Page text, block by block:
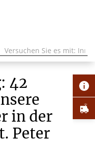
42
in der
Peter